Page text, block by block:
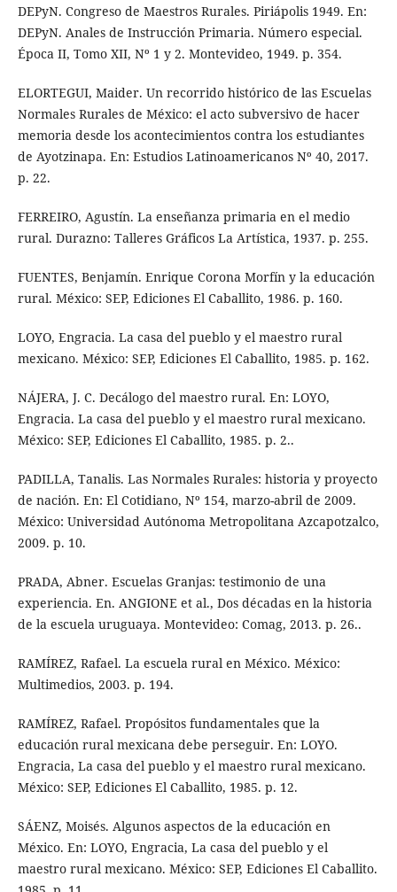
DEPyN. Congreso de Maestros Rurales. Piriápolis 1949. En:
DEPyN. Anales de Instrucción Primaria. Número especial.
Época II, Tomo XII, Nº 1 y 2. Montevideo, 1949. p. 354.
ELORTEGUI, Maider. Un recorrido histórico de las Escuelas
Normales Rurales de México: el acto subversivo de hacer
memoria desde los acontecimientos contra los estudiantes
de Ayotzinapa. En: Estudios Latinoamericanos Nº 40, 2017.
p. 22.
FERREIRO, Agustín. La enseñanza primaria en el medio
rural. Durazno: Talleres Gráficos La Artística, 1937. p. 255.
FUENTES, Benjamín. Enrique Corona Morfín y la educación
rural. México: SEP, Ediciones El Caballito, 1986. p. 160.
LOYO, Engracia. La casa del pueblo y el maestro rural
mexicano. México: SEP, Ediciones El Caballito, 1985. p. 162.
NÁJERA, J. C. Decálogo del maestro rural. En: LOYO,
Engracia. La casa del pueblo y el maestro rural mexicano.
México: SEP, Ediciones El Caballito, 1985. p. 2..
PADILLA, Tanalis. Las Normales Rurales: historia y proyecto
de nación. En: El Cotidiano, Nº 154, marzo-abril de 2009.
México: Universidad Autónoma Metropolitana Azcapotzalco,
2009. p. 10.
PRADA, Abner. Escuelas Granjas: testimonio de una
experiencia. En. ANGIONE et al., Dos décadas en la historia
de la escuela uruguaya. Montevideo: Comag, 2013. p. 26..
RAMÍREZ, Rafael. La escuela rural en México. México:
Multimedios, 2003. p. 194.
RAMÍREZ, Rafael. Propósitos fundamentales que la
educación rural mexicana debe perseguir. En: LOYO.
Engracia, La casa del pueblo y el maestro rural mexicano.
México: SEP, Ediciones El Caballito, 1985. p. 12.
SÁENZ, Moisés. Algunos aspectos de la educación en
México. En: LOYO, Engracia, La casa del pueblo y el
maestro rural mexicano. México: SEP, Ediciones El Caballito.